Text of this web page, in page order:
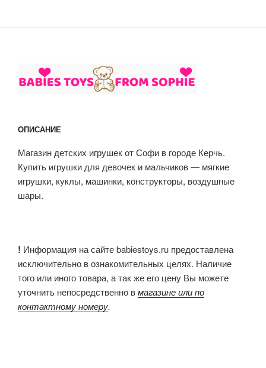
ОПИСАНИЕ
Магазин детских игрушек от Софи в городе Керчь.
Купить игрушки для девочек и мальчиков — мягкие
игрушки, куклы, машинки, конструкторы, воздушные
шары.
! Информация на сайте babiestoys.ru предоставлена
исключительно в ознакомительных целях. Наличие
того или иного товара, а так же его цену Вы можете
уточнить непосредственно вмагазине или по
контактному номеру.